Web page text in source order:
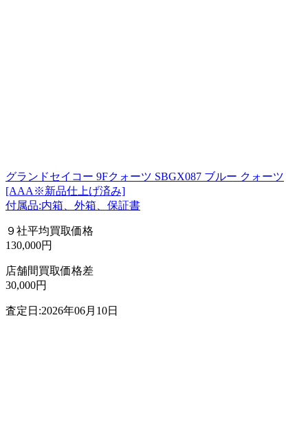
グランドセイコー 9Fクォーツ SBGX087 ブルー クォーツ
[AAA※新品仕上げ済み]
付属品:内箱、外箱、保証書
９社平均買取価格
130,000円
店舗間買取価格差
30,000円
査定日:2026年06月10日